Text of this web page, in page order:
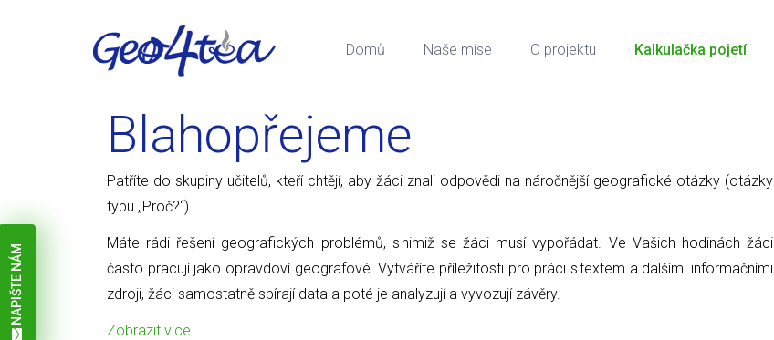
Domů Naše mise O projektu Kalkulačka pojetí
NAPIŠTE NÁM
Blahopřejeme
Patříte do skupiny učitelů, kteří chtějí, aby žáci znali odpovědi na náročnější geografické otázky (otázky
typu „Proč?“).
Máte rádi řešení geografických problémů, s nimiž se žáci musí vypořádat. Ve Vašich hodinách žáci
často pracují jako opravdoví geografové. Vytváříte příležitosti pro práci s textem a dalšími informačními
zdroji, žáci samostatně sbírají data a poté je analyzují a vyvozují závěry.
Zobrazit více